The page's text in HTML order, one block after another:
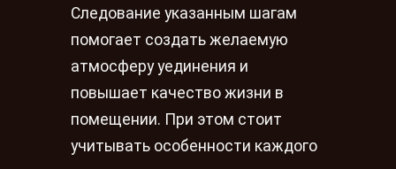
Следование указанным шагам
помогает создать желаемую
атмосферу уединения и
повышает качество жизни в
помещении. При этом стоит
учитывать особенности каждого